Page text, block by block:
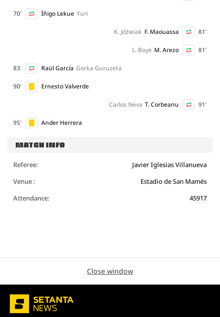
70' Íñigo Lekue Yuri
81'
F. Maouassa
K. Jóźwiak
81'
M. Arezo
L. Boyé
83' Raúl García Gorka Guruzeta
90' Ernesto Valverde
91'
T. Corbeanu
Carlos Neva
95' Ander Herrera
MATCH INFO
Referee:
Javier Iglesias Villanueva
Venue :
Estadio de San Mamés
Attendance:
45917
Close window